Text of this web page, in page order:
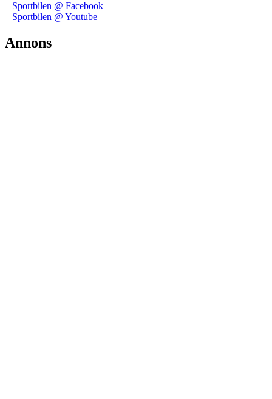
– Sportbilen @ Facebook
– Sportbilen @ Youtube
Annons